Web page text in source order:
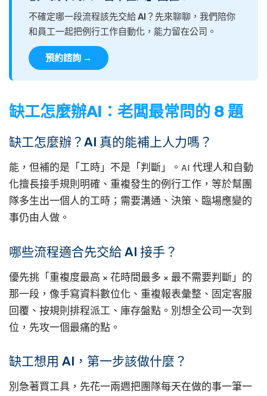
不確定哪一段流程該先交給 AI？先來聊聊，我們陪你
和員工一起把例行工作自動化，能力留在公司。
預約諮詢 →
缺工怎麼辦AI：老闆最常問的 8 題
缺工怎麼辦？AI 真的能補上人力嗎？
能，但補的是「工時」不是「判斷」。AI 代理人和自動
化擅長接手規則明確、重複發生的例行工作，等於幫團
隊多生出一個人的工時；需要溝通、決策、臨場應變的
事仍由人做。
哪些流程適合先交給 AI 接手？
優先挑「重複度最高 × 花時間最多 × 最不需要判斷」的
那一段，像手寫資料數位化、重複報表彙整、固定客服
回覆、按規則排程派工、庫存盤點。別想全公司一次到
位，先攻一個最痛的點。
缺工想用 AI，第一步該做什麼？
別急著買工具，先花一兩週把團隊每天在做的事一筆一